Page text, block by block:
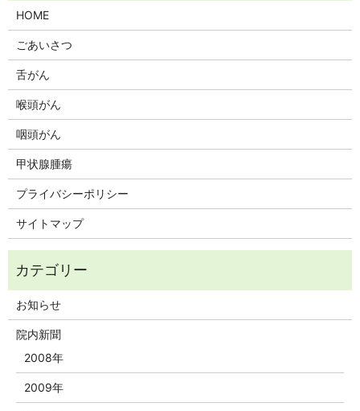
HOME
ごあいさつ
舌がん
喉頭がん
咽頭がん
甲状腺腫瘍
プライバシーポリシー
サイトマップ
お知らせ
院内新聞
2008年
2009年